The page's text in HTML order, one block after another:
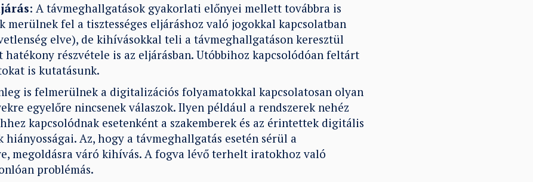
: A távmeghallgatások gyakorlati előnyei mellett továbbra is
merülnek fel a tisztességes eljáráshoz való jogokkal kapcsolatban
elve), de kihívásokkal teli a távmeghallgatáson keresztül
részvétele is az eljárásban. Utóbbihoz kapcsolódóan feltárt
is kutatásunk.
is felmerülnek a digitalizációs folyamatokkal kapcsolatosan olyan
egyelőre nincsenek válaszok. Ilyen például a rendszerek nehéz
kapcsolódnak esetenként a szakemberek és az érintettek digitális
hiányosságai. Az, hogy a távmeghallgatás esetén sérül a
megoldásra váró kihívás. A fogva lévő terhelt iratokhoz való
problémás.